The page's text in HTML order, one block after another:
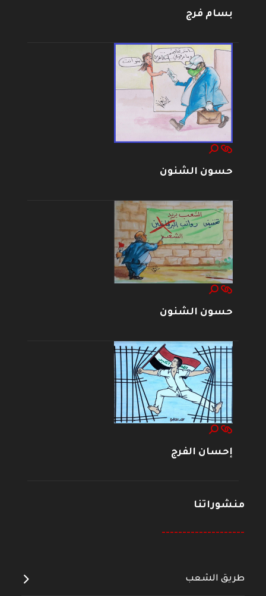
بسام فرج
حسون الشنون
حسون الشنون
إحسان الفرج
منشوراتنا
--------------------
طريق الشعب